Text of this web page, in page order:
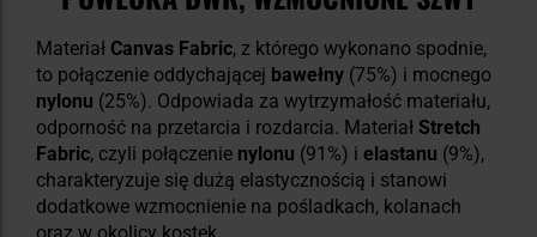
Materiał Canvas Fabric, z którego wykonano spodnie,
to połączenie oddychającej bawełny (75%) i mocnego
nylonu (25%). Odpowiada za wytrzymałość materiału,
odporność na przetarcia i rozdarcia. Materiał Stretch
Fabric, czyli połączenie nylonu (91%) i elastanu (9%),
charakteryzuje się dużą elastycznością i stanowi
dodatkowe wzmocnienie na pośladkach, kolanach
oraz w okolicy kostek.